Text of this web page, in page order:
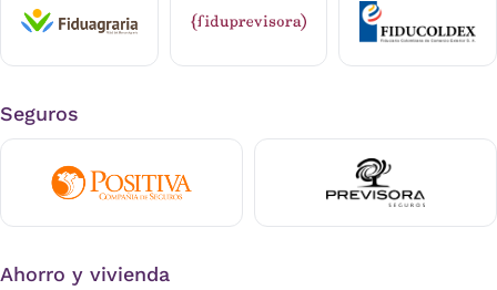
Seguros
Ahorro y vivienda